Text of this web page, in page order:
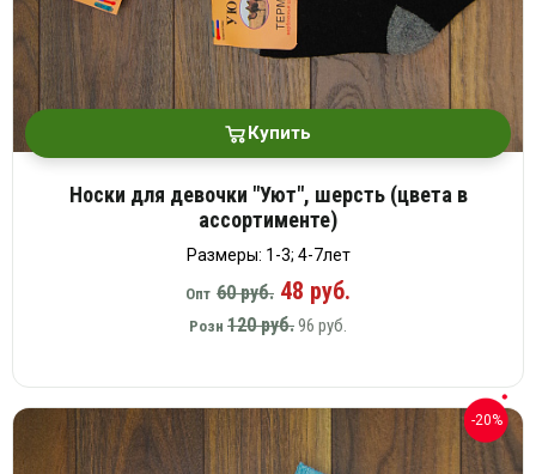
Купить
Носки для девочки "Уют", шерсть (цвета в
ассортименте)
Размеры: 1-3; 4-7лет
Опт 60 руб. 48 руб.
Розн 120 руб.96 руб.
-20%